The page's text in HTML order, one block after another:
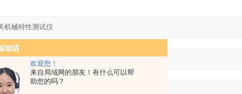
欢迎您！
来自局域网的朋友！有什么可以帮
助您的吗？